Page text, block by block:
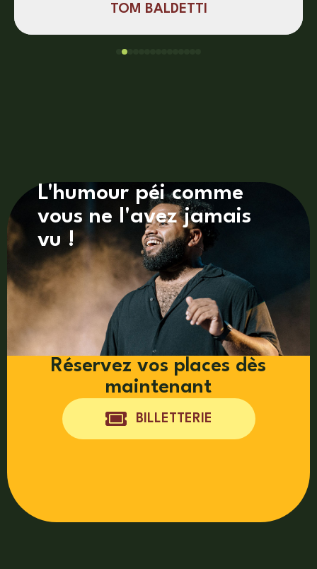
TOM BALDETTI
L'humour péi comme
vous ne l'avez jamais
vu !
Réservez vos places dès
maintenant
BILLETTERIE